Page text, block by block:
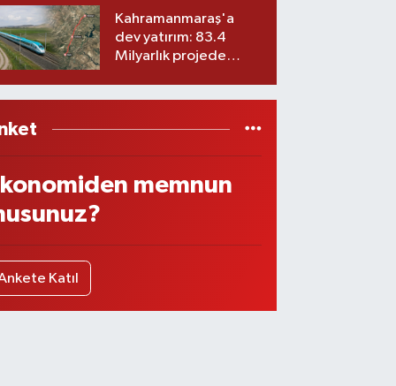
yeni partisi
Kahramanmaraş'a
dev yatırım: 83.4
Milyarlık projede
memnun
Katıl